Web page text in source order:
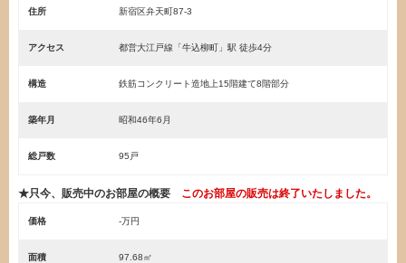
住所 新宿区弁天町87-3
アクセス 都営大江戸線「牛込柳町」駅 徒歩4分
構造 鉄筋コンクリート造地上15階建て8階部分
築年月 昭和46年6月
総戸数 95戸
★只今、販売中のお部屋の概要 このお部屋の販売は終了いたしました。
価格 -万円
面積 97.68㎡